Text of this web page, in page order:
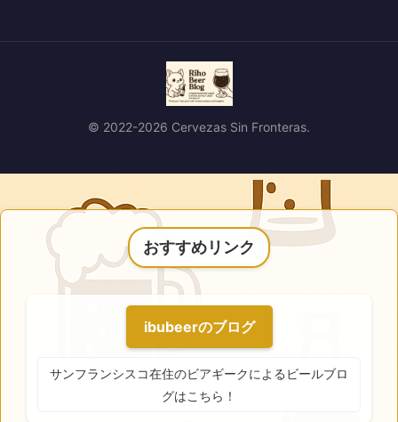
© 2022-2026 Cervezas Sin Fronteras.
おすすめリンク
ibubeerのブログ
サンフランシスコ在住のビアギークによるビールブロ
グはこちら！